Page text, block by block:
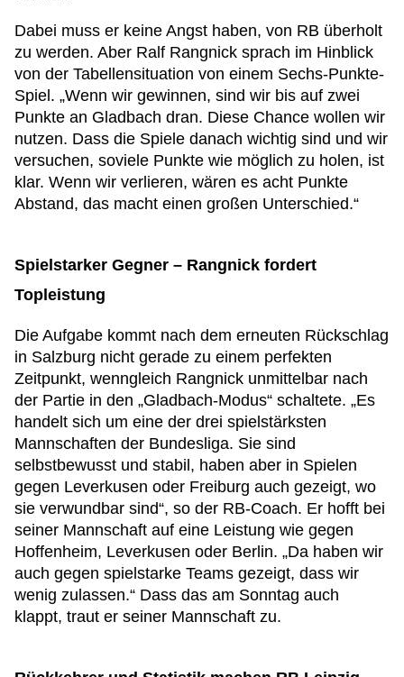
Dabei muss er keine Angst haben, von RB überholt
zu werden. Aber Ralf Rangnick sprach im Hinblick
von der Tabellensituation von einem Sechs-Punkte-
Spiel. „Wenn wir gewinnen, sind wir bis auf zwei
Punkte an Gladbach dran. Diese Chance wollen wir
nutzen. Dass die Spiele danach wichtig sind und wir
versuchen, soviele Punkte wie möglich zu holen, ist
klar. Wenn wir verlieren, wären es acht Punkte
Abstand, das macht einen großen Unterschied.“
Spielstarker Gegner – Rangnick fordert
Topleistung
Die Aufgabe kommt nach dem erneuten Rückschlag
in Salzburg nicht gerade zu einem perfekten
Zeitpunkt, wenngleich Rangnick unmittelbar nach
der Partie in den „Gladbach-Modus“ schaltete. „Es
handelt sich um eine der drei spielstärksten
Mannschaften der Bundesliga. Sie sind
selbstbewusst und stabil, haben aber in Spielen
gegen Leverkusen oder Freiburg auch gezeigt, wo
sie verwundbar sind“, so der RB-Coach. Er hofft bei
seiner Mannschaft auf eine Leistung wie gegen
Hoffenheim, Leverkusen oder Berlin. „Da haben wir
auch gegen spielstarke Teams gezeigt, dass wir
wenig zulassen.“ Dass das am Sonntag auch
klappt, traut er seiner Mannschaft zu.